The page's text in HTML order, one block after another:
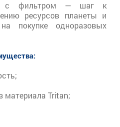
с фильтром — шаг к
ресурсов планеты и
покупке одноразовых
материала Tritan;